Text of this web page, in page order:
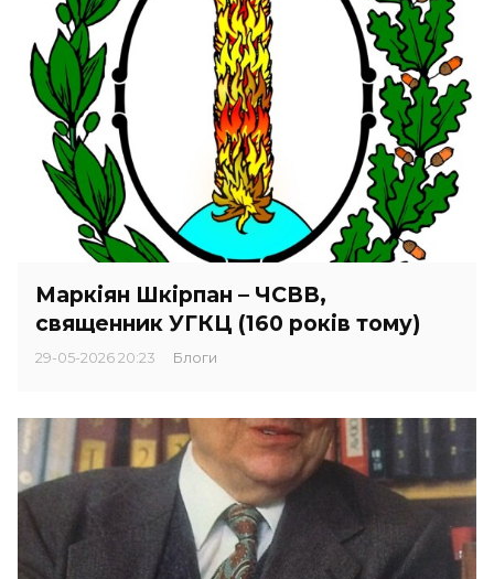
Маркіян Шкірпан – ЧСВВ,
священник УГКЦ (160 років тому)
29-05-2026 20:23 Блоги